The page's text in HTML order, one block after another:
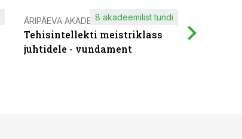
ÄRIPÄEVA AKADEEMIA
Tehisintellekti meistriklass
juhtidele - vundament
8 akadeemilist tundi